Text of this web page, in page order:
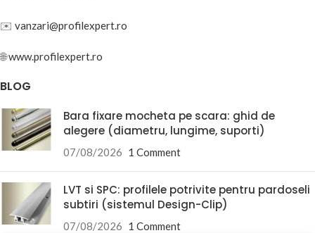
✉️ vanzari@profilexpert.ro
🌐www.profilexpert.ro
BLOG
Bara fixare mocheta pe scara: ghid de
alegere (diametru, lungime, suporti)
07/08/2026 1 Comment
LVT si SPC: profilele potrivite pentru pardoseli
subtiri (sistemul Design-Clip)
07/08/2026 1 Comment